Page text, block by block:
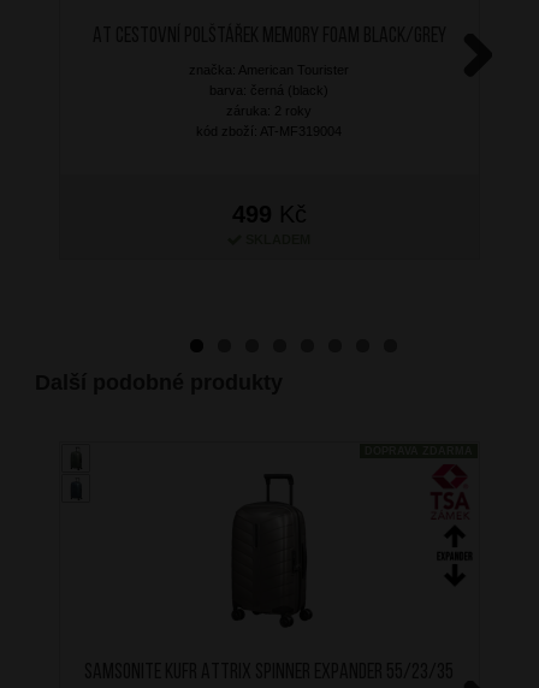
značka: American Tourister
barva: černá (black)
záruka: 2 roky
kód zboží: AT-MF319004